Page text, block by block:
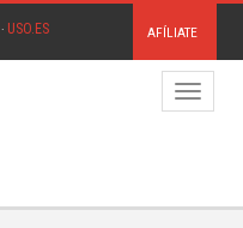
· USO.ES AFÍLIATE
Menú